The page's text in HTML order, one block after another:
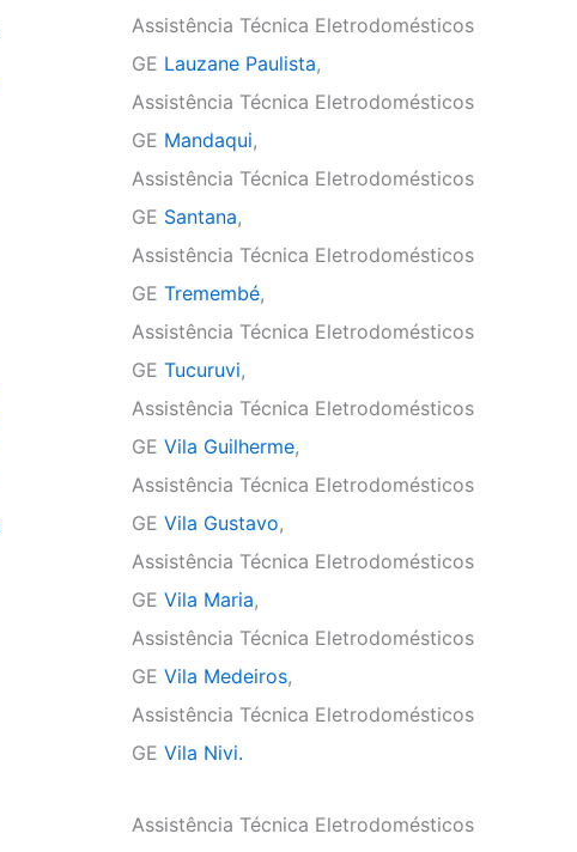
Assistência Técnica Eletrodomésticos
GE Lauzane Paulista,
Assistência Técnica Eletrodomésticos
GE Mandaqui,
Assistência Técnica Eletrodomésticos
GE Santana,
Assistência Técnica Eletrodomésticos
GE Tremembé,
Assistência Técnica Eletrodomésticos
GE Tucuruvi,
Assistência Técnica Eletrodomésticos
GE Vila Guilherme,
Assistência Técnica Eletrodomésticos
GE Vila Gustavo,
Assistência Técnica Eletrodomésticos
GE Vila Maria,
Assistência Técnica Eletrodomésticos
GE Vila Medeiros,
Assistência Técnica Eletrodomésticos
GE Vila Nivi.
Assistência Técnica Eletrodomésticos